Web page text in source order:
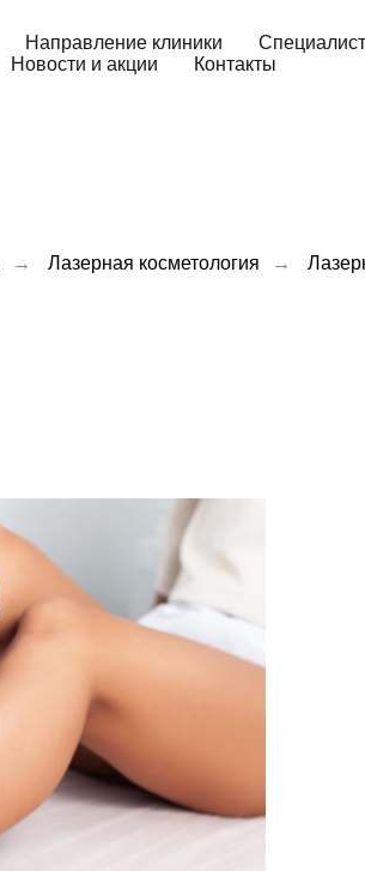
Направление клиники
Новости и акции Контакты
→ Лазерная косметология →